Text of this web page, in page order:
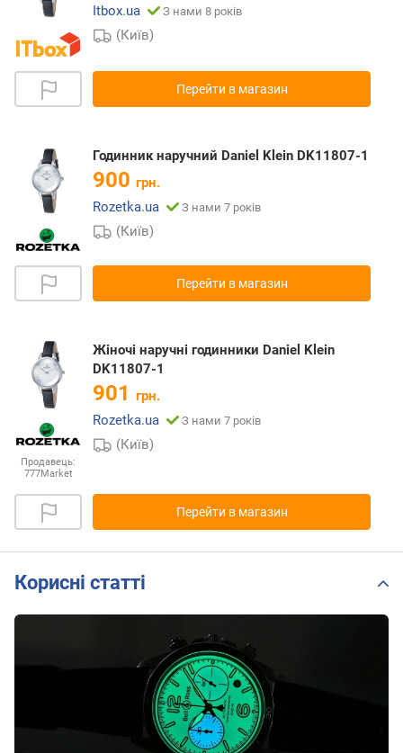
Itbox.ua
З нами 8 років
(Київ)
Перейти в магазин
Годинник наручний Daniel Klein DK11807-1
900 грн.
Rozetka.ua
З нами 7 років
(Київ)
Перейти в магазин
Продавець:
777Market
Жіночі наручні годинники Daniel Klein
DK11807-1
901 грн.
Rozetka.ua
З нами 7 років
(Київ)
Перейти в магазин
Корисні статті